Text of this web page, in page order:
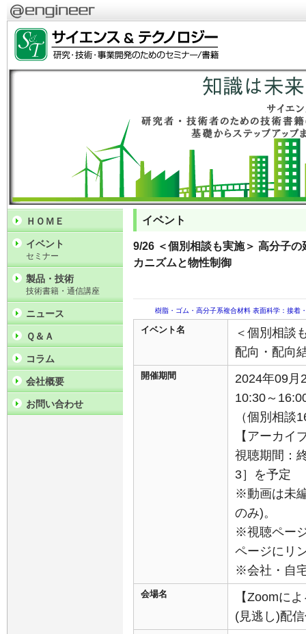
イベント
9/26 ＜個別相談も実施＞ 高分子
カニズムと物性制御
樹脂・ゴム・高分子系複合材料 表面科学：接着
イベント名
＜個別相談
配向・配向
開催期間
2024年09月
10:30～
（個別相談
【アーカイ
視聴期間：
3］を予定
※動画は未
のみ)。
※視聴ペー
ページにリ
※会社・自
会場名
【Zoomに
(見逃し)配
ＨＯＭＥ
イベント
セミナー
製品・技術
技術書籍・通信講座
ニュース
Ｑ＆Ａ
コラム
会社概要
お問い合わせ